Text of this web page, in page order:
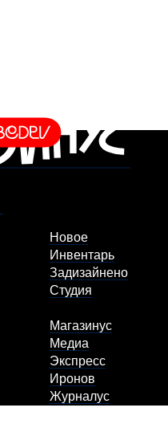
Новое
Инвентарь
Задизайнено
Студия
Магазинус
Медиа
Экспресс
Иронов
Журналус